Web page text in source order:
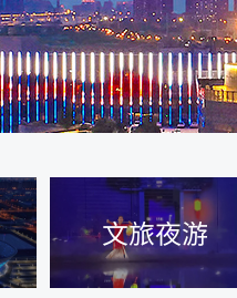
文旅夜游